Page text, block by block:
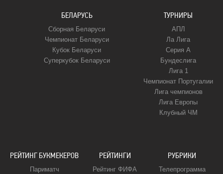
БЕЛАРУСЬ
Сборная Беларуси
Чемпионат Беларуси
Кубок Беларуси
Суперкубок Беларуси
ТУРНИРЫ
АПЛ
Ла Лига
Серия А
Бундеслига
Лига 1
Чемпионат Португалии
Лига чемпионов
Лига Европы
Клубный ЧМ
РЕЙТИНГ БУКМЕКЕРОВ
Париматч
РЕЙТИНГИ
Рейтинг ФИФА
РУБРИКИ
Телепрограмма